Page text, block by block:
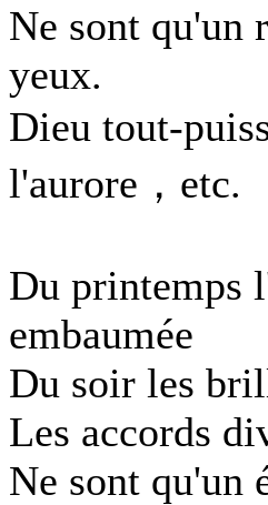
Ne sont qu'un
yeux.
Dieu tout-
l'aurore，etc.
Du printemps
embaumée
Du soir les
Les accords
Ne sont qu'un